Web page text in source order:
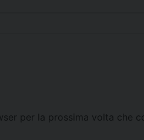
per la prossima volta che